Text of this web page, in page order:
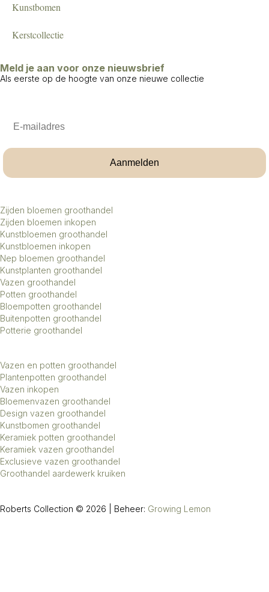
Kunstbomen
Kerstcollectie
Meld je aan voor onze nieuwsbrief
Als eerste op de hoogte van onze nieuwe collectie
Aanmelden
Zijden bloemen groothandel
Zijden bloemen inkopen
Kunstbloemen groothandel
Kunstbloemen inkopen
Nep bloemen groothandel
Kunstplanten groothandel
Vazen groothandel
Potten groothandel
Bloempotten groothandel
Buitenpotten groothandel
Potterie groothandel
Vazen en potten groothandel
Plantenpotten groothandel
Vazen inkopen
Bloemenvazen groothandel
Design vazen groothandel
Kunstbomen groothandel
Keramiek potten groothandel
Keramiek vazen groothandel
Exclusieve vazen groothandel
Groothandel aardewerk kruiken
Roberts Collection © 2026 | Beheer: Growing Lemon